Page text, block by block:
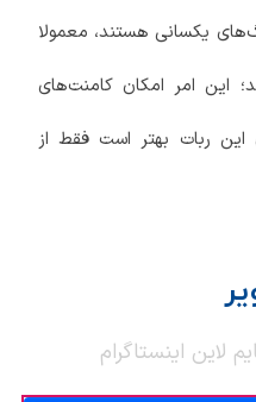
یکسانی هستند، معمولا
این امر امکان کامنت‌های
ربات بهتر است فقط از
لاین اینستاگرام